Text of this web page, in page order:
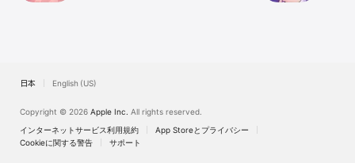
日本 English (US)
Copyright © 2026 Apple Inc. All rights reserved.
インターネットサービス利用規約
App Storeとプライバシー
Cookieに関する警告
サポート